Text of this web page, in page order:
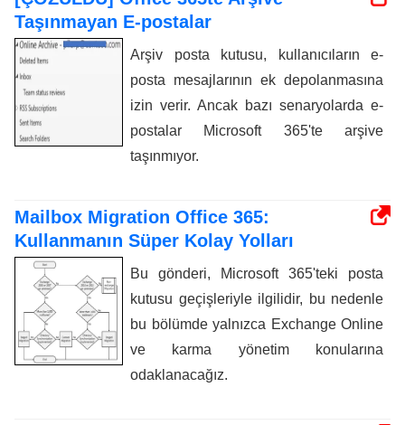
Taşınmayan E-postalar
Arşiv posta kutusu, kullanıcıların e-
posta mesajlarının ek depolanmasına
izin verir. Ancak bazı senaryolarda e-
postalar Microsoft 365'te arşive
taşınmıyor.
Mailbox Migration Office 365:
Kullanmanın Süper Kolay Yolları
Bu gönderi, Microsoft 365'teki posta
kutusu geçişleriyle ilgilidir, bu nedenle
bu bölümde yalnızca Exchange Online
ve karma yönetim konularına
odaklanacağız.